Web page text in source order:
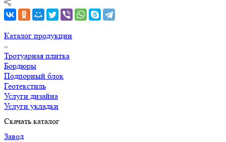
Каталог продукции
Тротуарная плитка
Бордюры
Подпорный блок
Геотекстиль
Услуги дизайна
Услуги укладки
Скачать каталог
Завод